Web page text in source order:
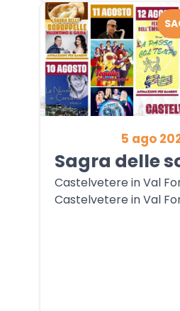
5 ago
Sagra delle
Castelvetere in Val
Castelvetere in Val